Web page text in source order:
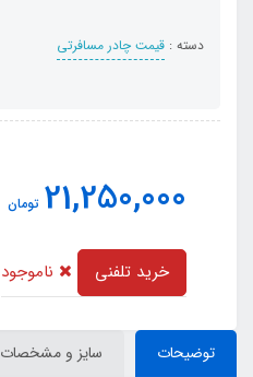
دسته : قیمت چادر مسافرتی
21,250,000 تومان
خرید تلفنی ناموجود
توضیحات سایز و مشخصات